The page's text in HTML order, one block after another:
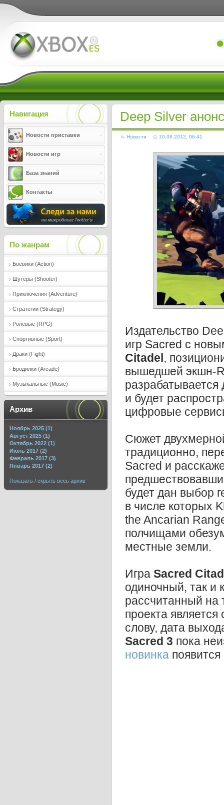
Deep Silver
Новости 10.08.2012, 06:41
Издательство
игр Sacred с
Citadel,
вышедшей экшн-
и будет
цифровые
Сюжет
традиционно,
Sacred и
будет дан выбор
в числе которых
the Ancarian
полчищами
местные земли.
Игра Sacred
одиночный, так и
рассчитанный на
проекта
слову, дата
Sacred 3 пока
новинка
Навигация
Новости приставки
Новости игр
База знаний
Контакты
По жанрам
Боевики (Action)
Шутеры (Shooter)
Приключения (Adventure)
Стратегии (Strategy)
Ролевые (RPG)
Спортивные (Sport)
Драки (Fight)
Бродилки (Arcade)
Музыкальные (Music)
Архив
Ноябрь 2025 (1)
Август 2025 (1)
Октябрь 2022 (1)
Июль 2017 (2)
Февраль 2017 (3)
Январь 2017 (2)
Показать / скрыть весь архив